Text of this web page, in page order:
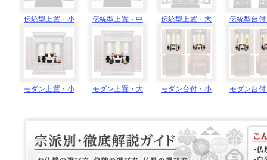
伝統型上置・小 伝統型上置・中 伝統型上置・大 伝統型台
モダン上置・小 モダン上置・大 モダン台付・小 モダン台